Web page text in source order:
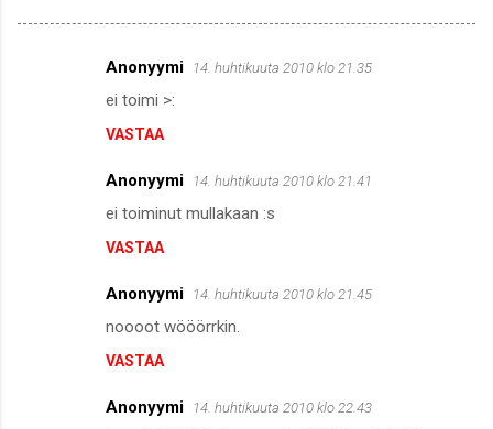
Anonyymi 14. huhtikuuta 2010 klo 21.35
ei toimi >:
VASTAA
Anonyymi 14. huhtikuuta 2010 klo 21.41
ei toiminut mullakaan :s
VASTAA
Anonyymi 14. huhtikuuta 2010 klo 21.45
noooot wööörrkin.
VASTAA
Anonyymi 14. huhtikuuta 2010 klo 22.43